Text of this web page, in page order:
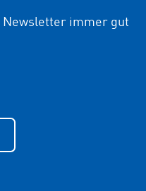
Newsletter immer gut